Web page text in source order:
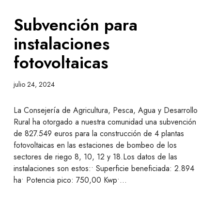
Subvención para
instalaciones
fotovoltaicas
julio 24, 2024
La Consejería de Agricultura, Pesca, Agua y Desarrollo
Rural ha otorgado a nuestra comunidad una subvención
de 827.549 euros para la construcción de 4 plantas
fotovoltaicas en las estaciones de bombeo de los
sectores de riego 8, 10, 12 y 18.Los datos de las
instalaciones son estos:• Superficie beneficiada: 2.894
ha• Potencia pico: 750,00 Kwp•…